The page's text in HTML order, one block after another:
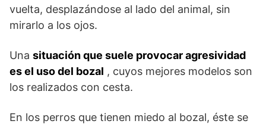
vuelta, desplazándose al lado del animal, sin
mirarlo a los ojos.
Una situación que suele provocar agresividad
es el uso del bozal , cuyos mejores modelos son
los realizados con cesta.
En los perros que tienen miedo al bozal, éste se